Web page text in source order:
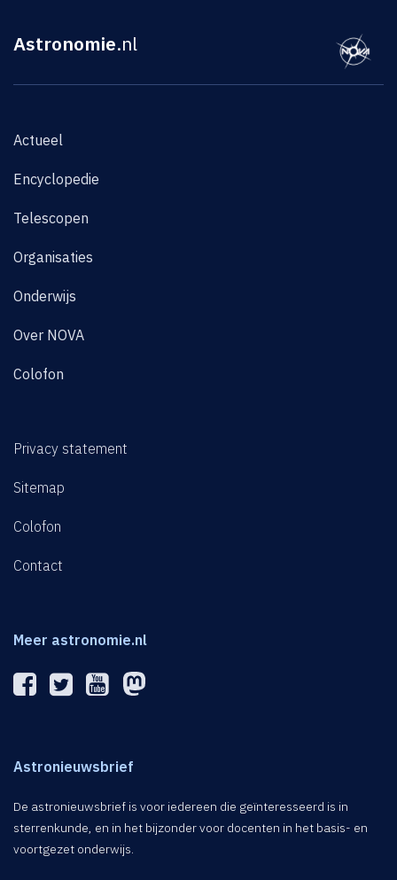
Astronomie.nl
Actueel
Encyclopedie
Telescopen
Organisaties
Onderwijs
Over NOVA
Colofon
Privacy statement
Sitemap
Colofon
Contact
Meer astronomie.nl
Astronieuwsbrief
De astronieuwsbrief is voor iedereen die geïnteresseerd is in
sterrenkunde, en in het bijzonder voor docenten in het basis- en
voortgezet onderwijs.